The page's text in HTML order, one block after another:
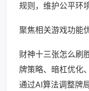
规则，维护公平环境
聚焦相关游戏功能
财神十三张怎么刷
牌策略、暗杠优化
通过AI算法调整牌